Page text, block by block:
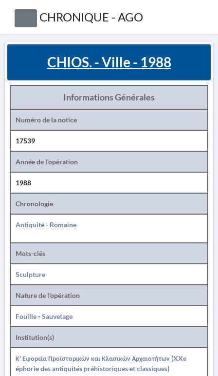
CHRONIQUE - AGO
CHIOS. - Ville - 1988
Informations Générales
Numéro de la notice
17539
Année de l'opération
1988
Chronologie
Antiquité- Romaine
Mots-clés
Sculpture
Nature de l'opération
Fouille-Sauvetage
Institution(s)
Κ' Εφορεία Προϊστορικών και Κλασικών Αρχαιοτήτων (XXe
éphorie des antiquités préhistoriques et classiques)